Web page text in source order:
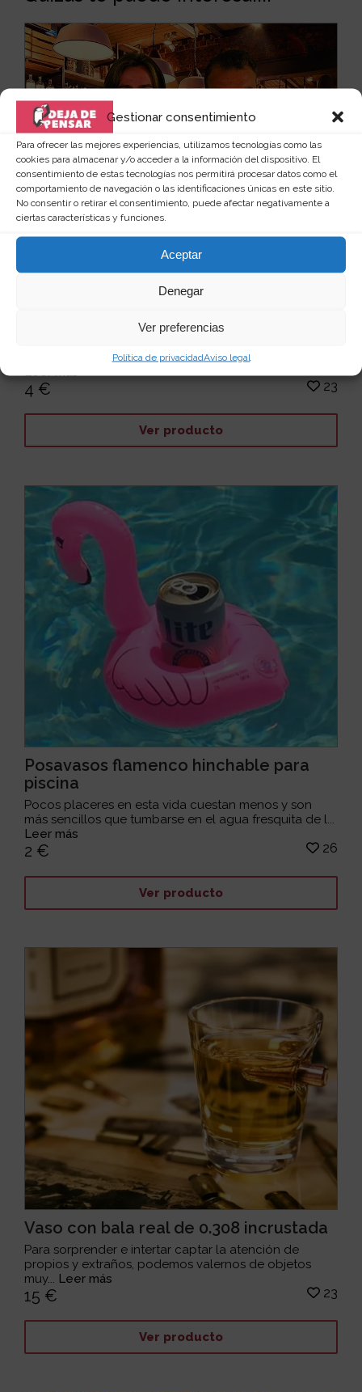
Gestionar consentimiento
Para ofrecer las mejores experiencias, utilizamos tecnologías como las
cookies para almacenar y/o acceder a la información del dispositivo. El
consentimiento de estas tecnologías nos permitirá procesar datos como el
comportamiento de navegación o las identificaciones únicas en este sitio.
No consentir o retirar el consentimiento, puede afectar negativamente a
ciertas características y funciones.
Aceptar
Denegar
Ver preferencias
Política de privacidadAviso legal
Posavasos decorados con bocas
llegan invitados a casa, es que usen posavasos. Al...
Leer más
4 € 23
Ver producto
Posavasos flamenco hinchable para
piscina
Pocos placeres en esta vida cuestan menos y son
más sencillos que tumbarse en el agua fresquita de l...
Leer más
2 € 26
Ver producto
Vaso con bala real de 0.308 incrustada
Para sorprender e intertar captar la atención de
propios y extraños, podemos valernos de objetos
muy... Leer más
15 € 23
Ver producto